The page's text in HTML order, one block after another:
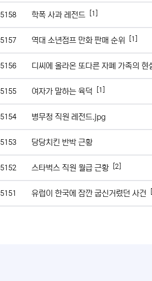
5158 학폭 사과 레전드 [1]
5157 역대 소년점프 만화 판매 순위 [1]
5156 디씨에 올라온 또다른 자폐 가족의 현
5155 여자가 말하는 육덕 [1]
5154 병무청 직원 레전드.jpg
5153 당당치킨 반박 근황
5152 스타벅스 직원 월급 근황 [2]
5151 유럽이 한국에 잠깐 굽신거렸던 사건